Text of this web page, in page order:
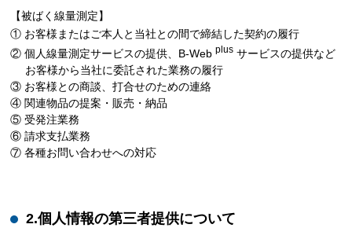
【被ばく線量測定】
① お客様またはご本人と当社との間で締結した契約の履行
② 個人線量測定サービスの提供、B-Webplus サービスの提供など
お客様から当社に委託された業務の履行
③ お客様との商談、打合せのための連絡
④ 関連物品の提案・販売・納品
⑤ 受発注業務
⑥ 請求支払業務
⑦ 各種お問い合わせへの対応
2.個人情報の第三者提供について